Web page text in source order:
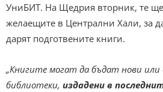
УниБИТ. На Щедрия вторник, те
желаещите в Централни Хали, за
дарят подготвените книги.
„Книгите могат да бъдат нови
библиотеки, издадени в